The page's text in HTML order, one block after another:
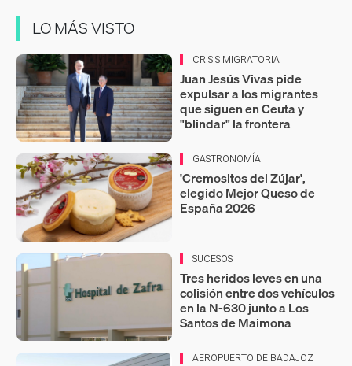
LO MÁS VISTO
CRISIS MIGRATORIA
Juan Jesús Vivas pide
expulsar a los migrantes
que siguen en Ceuta y
"blindar" la frontera
GASTRONOMÍA
'Cremositos del Zújar',
elegido Mejor Queso de
España 2026
SUCESOS
Tres heridos leves en una
colisión entre dos vehículos
en la N-630 junto a Los
Santos de Maimona
AEROPUERTO DE BADAJOZ